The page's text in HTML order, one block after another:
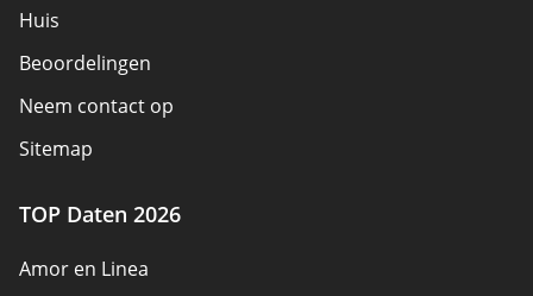
Huis
Beoordelingen
Neem contact op
Sitemap
TOP Daten 2026
Amor en Linea